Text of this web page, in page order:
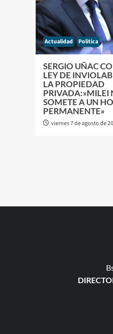
Actualidad Politica
SERGIO UÑAC
LEY DE
LA PROPIEDAD
PRIVADA:»MILEI
SOMETE A UN
PERMANENTE»
viernes 7 de agosto de